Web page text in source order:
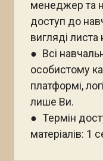
менеджер та
доступ до
вигляді
● Всі
особистому
платформі,
лише Ви.
● Термін
матеріалів: 1